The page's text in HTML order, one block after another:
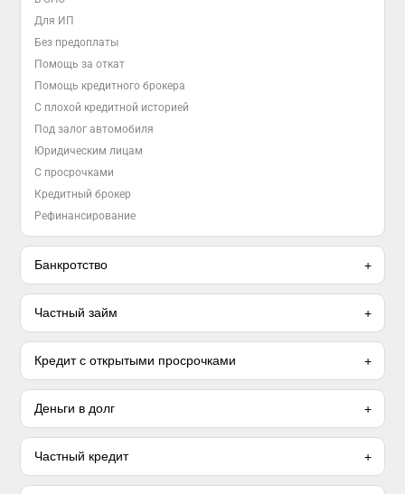
Для ИП
Без предоплаты
Помощь за откат
Помощь кредитного брокера
С плохой кредитной историей
Под залог автомобиля
Юридическим лицам
С просрочками
Кредитный брокер
Рефинансирование
Банкротство
Частный займ
Кредит с открытыми просрочками
Деньги в долг
Частный кредит